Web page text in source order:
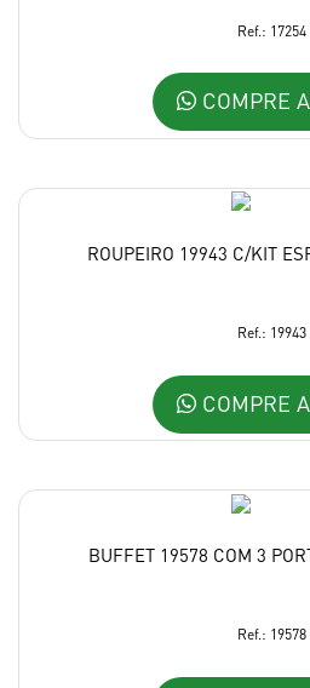
Ref.: 17254
COMPRE
ROUPEIRO 19943 C/KIT
Ref.: 19943
COMPRE
BUFFET 19578 COM 3
Ref.: 19578